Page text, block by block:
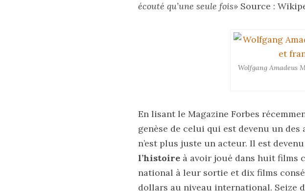
écouté qu’une seule fois»Source :
Wolfgang Amadeus
En lisant le Magazine Forbes
genèse de celui qui est devenu un
n’est plus juste un acteur. Il est
l’histoireà avoir joué dans huit films
national à leur sortie et dix films
dollars au niveau international. Seize